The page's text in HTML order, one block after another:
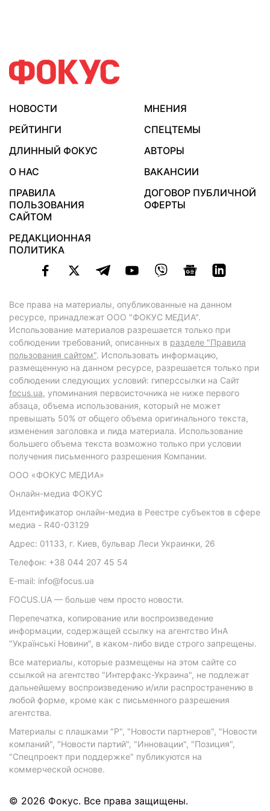
НОВОСТИ
МНЕНИЯ
РЕЙТИНГИ
СПЕЦТЕМЫ
ДЛИННЫЙ ФОКУС
АВТОРЫ
О НАС
ВАКАНСИИ
ПРАВИЛА
ПОЛЬЗОВАНИЯ
САЙТОМ
ДОГОВОР ПУБЛИЧНОЙ
ОФЕРТЫ
РЕДАКЦИОННАЯ
ПОЛИТИКА
Все права на материалы, опубликованные на данном
ресурсе, принадлежат ООО "ФОКУС МЕДИА".
Использование материалов разрешается только при
соблюдении требований, описанных в разделе "Правила
пользования сайтом". Использовать информацию,
размещенную на данном ресурсе, разрешается только при
соблюдении следующих условий: гиперссылки на Сайт
focus.ua, упоминания первоисточника не ниже первого
абзаца, объема использования, который не может
превышать 50% от общего объема оригинального текста,
изменения заголовка и лида материала. Использование
большего объема текста возможно только при условии
получения письменного разрешения Компании.
ООО «ФОКУС МЕДИА»
Онлайн-медиа ФОКУС
Идентификатор онлайн-медиа в Реестре субъектов в сфере
медиа - R40-03129
Адрес: 01133, г. Киев, бульвар Леси Украинки, 26
Телефон: +38 044 207 45 54
E-mail: info@focus.ua
FOCUS.UA — больше чем просто новости.
Перепечатка, копирование или воспроизведение
информации, содержащей ссылку на агентство ИнА
"Українські Новини", в каком-либо виде строго запрещены.
Все материалы, которые размещены на этом сайте со
ссылкой на агентство "Интерфакс-Украина", не подлежат
дальнейшему воспроизведению и/или распространению в
любой форме, кроме как с письменного разрешения
агентства.
Материалы с плашками "Р", "Новости партнеров", "Новости
компаний", "Новости партий", "Инновации", "Позиция",
"Спецпроект при поддержке" публикуются на
коммерческой основе.
© 2026 Фокус. Все права защищены.